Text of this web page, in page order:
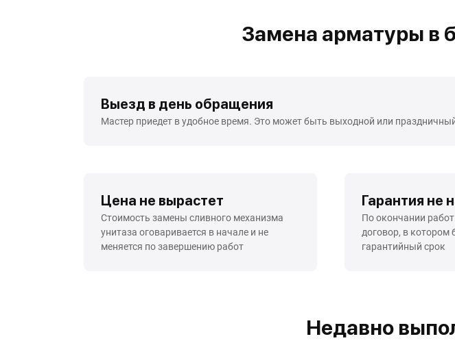
Замена арматуры в
Выезд в день обращения
Мастер приедет в удобное время. Это может быть выходной или
Цена не вырастет
Стоимость замены сливного механизма
унитаза оговаривается в начале и не
меняется по завершению работ
Гарантия не
По окончании
договор, в котором
гарантийный срок
Недавно